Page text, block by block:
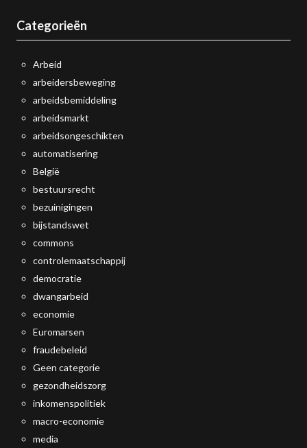
Categorieën
Arbeid
arbeidersbeweging
arbeidsbemiddeling
arbeidsmarkt
arbeidsongeschikten
automatisering
België
bestuursrecht
bezuinigingen
bijstandswet
commons
controlemaatschappij
democratie
dwangarbeid
economie
Euromarsen
fraudebeleid
Geen categorie
gezondheidszorg
inkomenspolitiek
macro-economie
media